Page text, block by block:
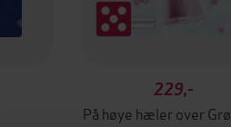
229,-
På høye hæler over